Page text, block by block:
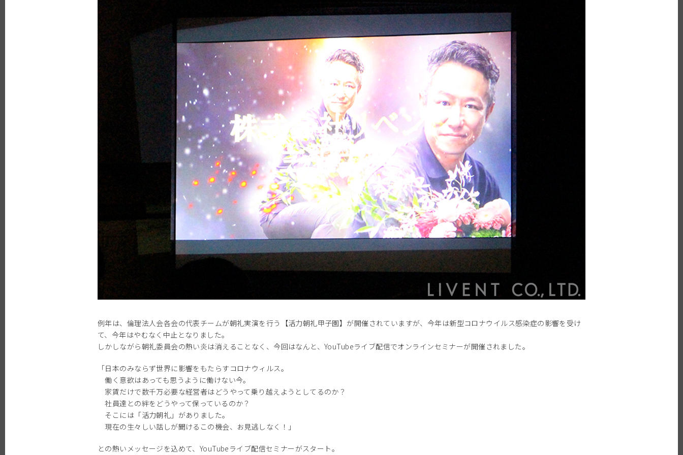
例年は、倫理法人会各会の代表チームが朝礼実演を行う【活力朝礼甲子園】が開催されていますが、今年は新型コロナウイルス感染症の影響を受け
て、今年はやむなく中止となりました。
しかしながら朝礼委員会の熱い炎は消えることなく、今回はなんと、YouTubeライブ配信でオンラインセミナーが開催されました。
「日本のみならず世界に影響をもたらすコロナウィルス。
働く意欲はあっても思うように働けない今。
家賃だけで数千万必要な経営者はどうやって乗り越えようとしてるのか？
社員達との絆をどうやって保っているのか？
そこには「活力朝礼」がありました。
現在の生々しい話しが聞けるこの機会、お見逃しなく！」
との熱いメッセージを込めて、YouTubeライブ配信セミナーがスタート。